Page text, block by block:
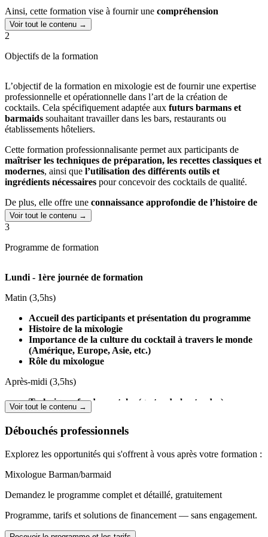
Ainsi, cette formation vise à fournir une compréhension
approfondie et pratique de la création de cocktails
besoins actuels et futurs du marché.
La formation peut se faire en centre
partie théorique
Voir tout le contenu →
2
Objectifs de la formation
L’objectif de la formation en mixologie est de fournir une expertise
professionnelle et opérationnelle dans l’art de la création de
cocktails. Cela spécifiquement adaptée aux futurs barmans et
barmaids souhaitant travailler dans les bars, restaurants ou
établissements hôteliers.
Cette formation professionnalisante permet aux participants de
maîtriser les techniques de préparation, les recettes classiques et
modernes, ainsi que l’utilisation des différents outils et
ingrédients nécessaires pour concevoir des cocktails de qualité.
De plus, elle offre une connaissance approfondie de l’histoire de
la mixologie, des différents spiritueux
actuelles du marché.
Voir tout le contenu →
3
Programme de formation
Lundi - 1ère journée de formation
Matin (3,5hs)
Accueil des participants et présentation du programme
Histoire de la mixologie
Importance de la culture du cocktail à travers le monde
(Amérique, Europe, Asie, etc.)
Rôle du mixologue
Après-midi (3,5hs)
Techniques fondamentales (gestes du bartender)
Rafraîchir le verre
Le verre à mélange
Cuban roll
Double strain
Introduction à la jiggering (utilisation de doseurs pour
Rafraîchir le verre
Le verre à mélange
Cuban roll
Dry shake et reverse dry shake
Voir tout le contenu →
Débouchés professionnels
Explorez les opportunités qui s'offrent à vous après votre formation :
Mixologue Barman/barmaid
Demandez le programme complet et détaillé, gratuitement
Programme, tarifs et solutions de financement — sans engagement.